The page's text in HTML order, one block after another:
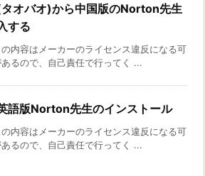
オバオ)から中国版のNorton先生
する
内容はメーカーのライセンス違反になる可
るので、自己責任で行ってく ...
語版Norton先生のインストール
内容はメーカーのライセンス違反になる可
るので、自己責任で行ってく ...